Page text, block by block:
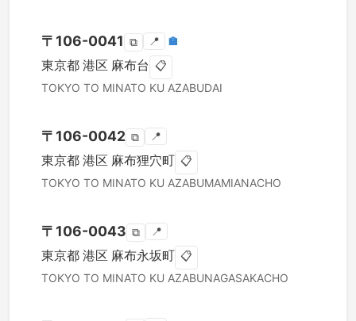
〒 106-0041 ⧉ 📍 🏣
東京都 港区 麻布台 📋
TOKYO TO MINATO KU AZABUDAI
〒 106-0042 ⧉ 📍
東京都 港区 麻布狸穴町 📋
TOKYO TO MINATO KU AZABUMAMIANACHO
〒 106-0043 ⧉ 📍
東京都 港区 麻布永坂町 📋
TOKYO TO MINATO KU AZABUNAGASAKACHO